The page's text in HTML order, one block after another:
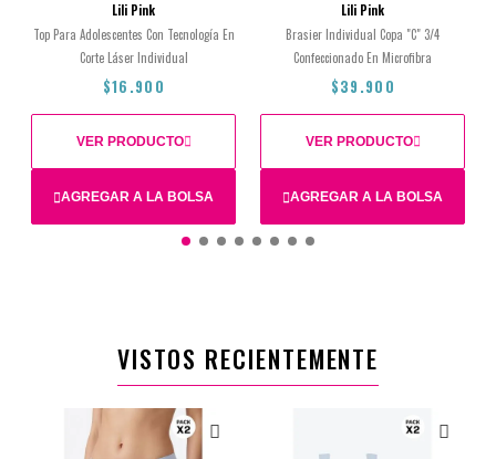
Lili Pink
Top Para Adolescentes Con Tecnología En
Corte Láser Individual
$16.900
AGREGAR A LA BOLSA
VER PRODUCTO
$16.900
Lili Pink
Brasier Individual Copa "C" 3/4
Confeccionado En Microfibra
$39.900
AGREGAR A LA BOLSA
VER PRODUCTO
$39.900
VISTOS RECIENTEMENTE